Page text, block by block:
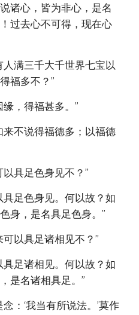
诸心，皆为非心，是名
过去心不可得，现在心
满三千大千世界七宝以
福多不？”
，得福甚多。”
来不说得福德多；以福德
具足色身见不？”
足色身见。何以故？如
身，是名具足色身。”
以具足诸相见不？”
足诸相见。何以故？如
是名诸相具足。”
：‘我当有所说法。’莫作